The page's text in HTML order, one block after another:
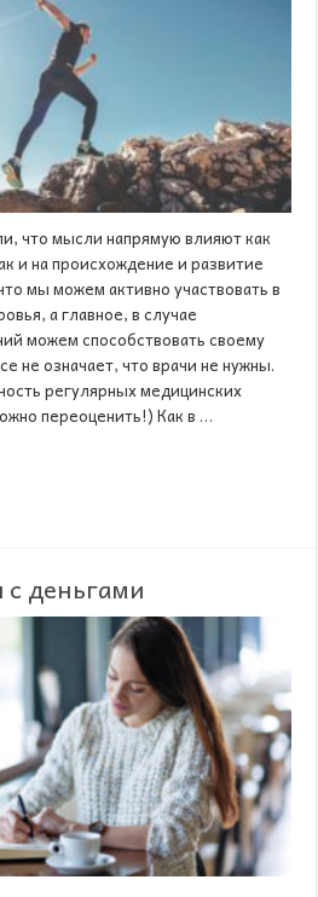
что мысли напрямую влияют как
и на происхождение и развитие
мы можем активно участвовать в
а главное, в случае
можем способствовать своему
не означает, что врачи не нужны.
регулярных медицинских
переоценить!) Как в …
с деньгами